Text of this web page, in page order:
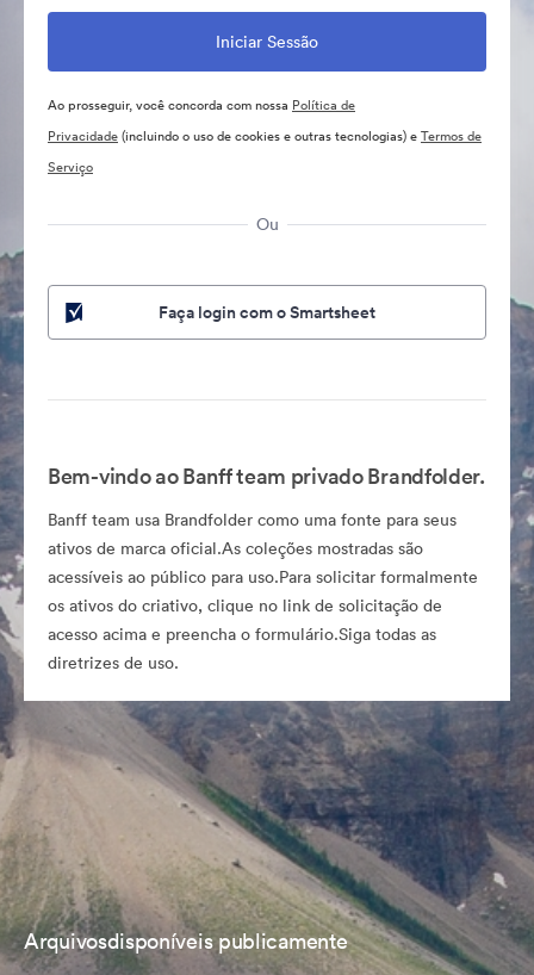
Ao prosseguir, você concorda com nossa Política de
Privacidade(incluindo o uso de cookies e outras tecnologias) eTermos de
Serviço
Ou
Faça login com o Smartsheet
Bem-vindo ao Banff team privado Brandfolder.
Banff team usa Brandfolder como uma fonte para seus
ativos de marca oficial.As coleções mostradas são
acessíveis ao público para uso.Para solicitar formalmente
os ativos do criativo, clique no link de solicitação de
acesso acima e preencha o formulário.Siga todas as
diretrizes de uso.
Arquivosdisponíveis publicamente